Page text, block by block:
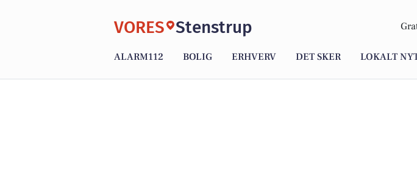
VORES Stenstrup
ALARM112 BOLIG ERHVERV DET SKER LOKALT